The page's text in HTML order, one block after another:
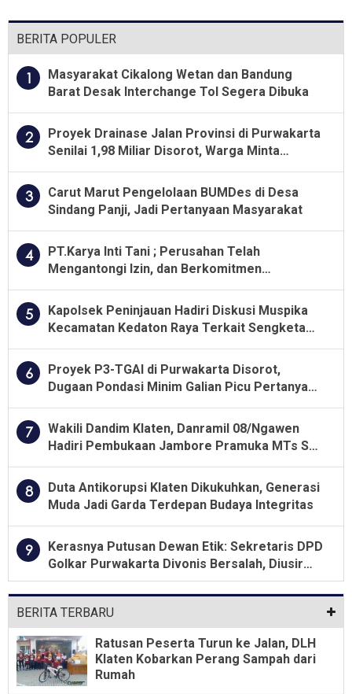
Deli Serdang
BERITA POPULER
1
Masyarakat Cikalong Wetan dan Bandung
Barat Desak Interchange Tol Segera Dibuka
2
Proyek Drainase Jalan Provinsi di Purwakarta
Senilai 1,98 Miliar Disorot, Warga Minta
3
Carut Marut Pengelolaan BUMDes di Desa
Sindang Panji, Jadi Pertanyaan Masyarakat
4
PT.Karya Inti Tani ; Perusahan Telah
Mengantongi Izin, dan Berkomitmen
5
Kapolsek Peninjauan Hadiri Diskusi Muspika
Kecamatan Kedaton Raya Terkait Sengketa
6
Proyek P3-TGAI di Purwakarta Disorot,
Dugaan Pondasi Minim Galian Picu Pertanyaan
7
Wakili Dandim Klaten, Danramil 08/Ngawen
Hadiri Pembukaan Jambore Pramuka MTs Se-
8
Duta Antikorupsi Klaten Dikukuhkan, Generasi
Muda Jadi Garda Terdepan Budaya Integritas
9
Kerasnya Putusan Dewan Etik: Sekretaris DPD
Golkar Purwakarta Divonis Bersalah, Diusir
Dari Jabatan Selama Empat Tahun
BERITA TERBARU
Ratusan Peserta Turun ke Jalan, DLH
Klaten Kobarkan Perang Sampah dari
Rumah